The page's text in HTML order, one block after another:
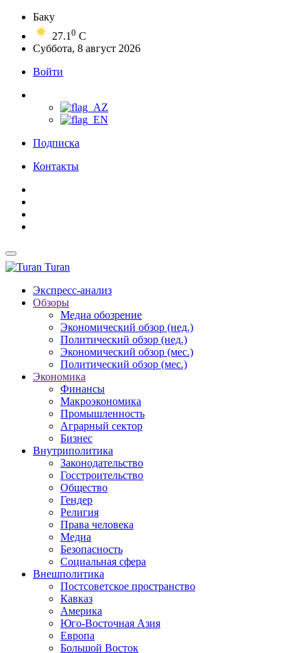
Баку
27.1 0 C
Суббота, 8 август 2026
Войти
Подписка
Контакты
Turan
Экспресс-анализ
Обзоры
Медиа обозрение
Экономический обзор (нед.)
Политический обзор (нед.)
Экономический обзор (мес.)
Политический обзор (мес.)
Экономика
Финансы
Макроэкономика
Промышленность
Аграрный сектор
Бизнес
Внутриполитика
Законодательство
Госстроительство
Общество
Гендер
Религия
Права человека
Медиа
Безопасность
Социальная сфера
Внешполитика
Постсоветское пространство
Кавказ
Америка
Юго-Восточная Азия
Европа
Большой Восток